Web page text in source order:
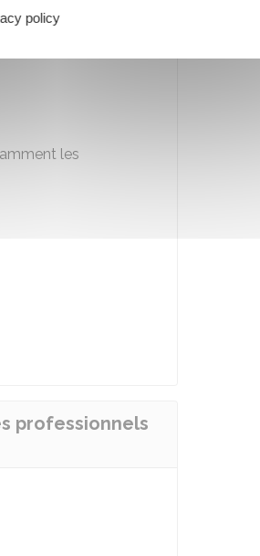
les
professionnels
policy